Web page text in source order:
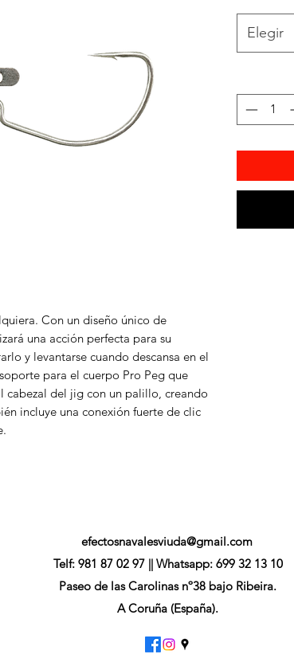
Con un diseño único de
una acción perfecta para su
y levantarse cuando descansa en el
para el cuerpo Pro Peg que
cabezal del jig con un palillo, creando
incluye una conexión fuerte de clic
Elegir
efectosnavalesviuda@gmail.com
Telf: 981 87 02 97 || Whatsapp: 699 32 13 10
Paseo de las Carolinas nº38 bajo Ribeira.
A Coruña (España).